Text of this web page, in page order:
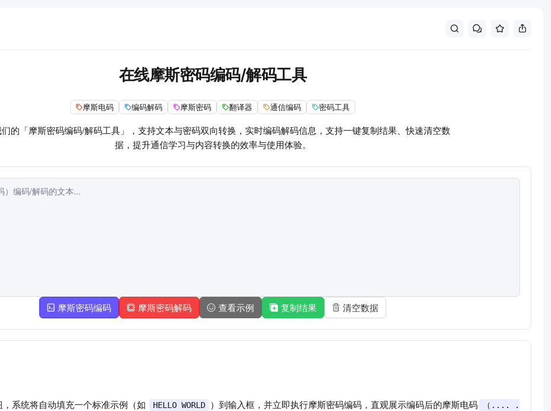
在线摩斯密码编码/解码工具
摩斯电码 编码解码 摩斯密码 翻译器 通信编码 密码工具
的「摩斯密码编码/解码工具」，支持文本与密码双向转换，实时编码解码信息，支持一键复制结果、快速清空数
据，提升通信学习与内容转换的效率与使用体验。
摩斯密码编码 摩斯密码解码 查看示例 复制结果 清空数据
，系统将自动填充一个标准示例（如 HELLO WORLD ）到输入框，并立即执行摩斯密码编码，直观展示编码后的摩斯电码
（.... .